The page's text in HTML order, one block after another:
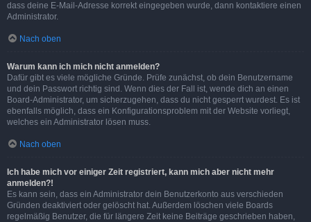
dass deine E-Mail-Adresse korrekt eingegeben wurde, dann kontaktiere einen
Administrator.
Nach oben
Warum kann ich mich nicht anmelden?
Dafür gibt es viele mögliche Gründe. Prüfe zunächst, ob dein Benutzername
und dein Passwort richtig sind. Wenn dies der Fall ist, wende dich an einen
Board-Administrator, um sicherzugehen, dass du nicht gesperrt wurdest. Es ist
ebenfalls möglich, dass ein Konfigurationsproblem mit der Website vorliegt,
welches ein Administrator lösen muss.
Nach oben
Ich habe mich vor einiger Zeit registriert, kann mich aber nicht mehr
anmelden?!
Es kann sein, dass ein Administrator dein Benutzerkonto aus verschieden
Gründen deaktiviert oder gelöscht hat. Außerdem löschen viele Boards
regelmäßig Benutzer, die für längere Zeit keine Beiträge geschrieben haben,